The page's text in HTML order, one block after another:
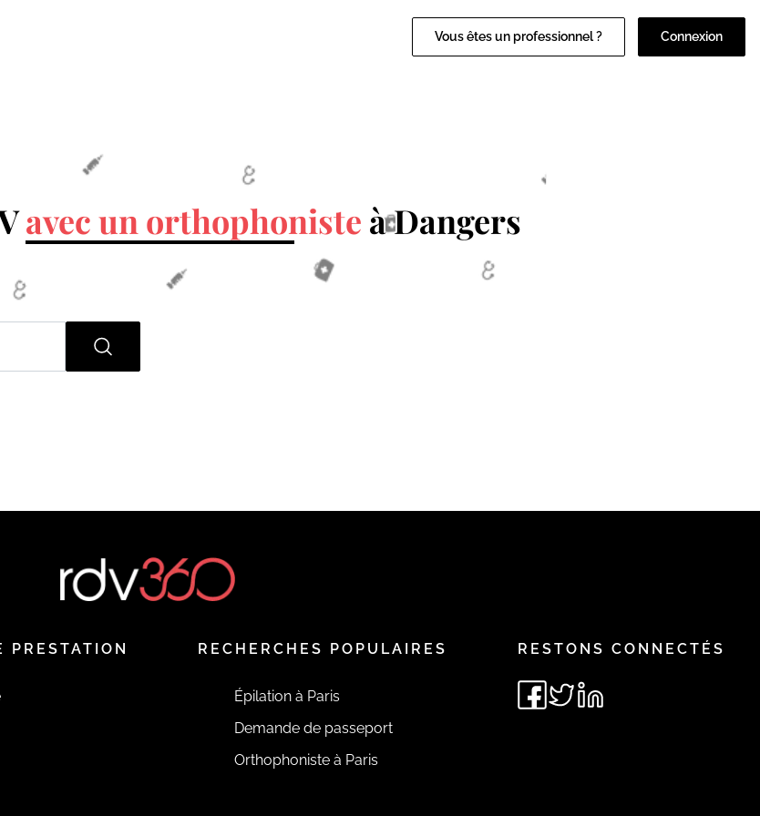
Vous êtes un professionnel ? Connexion
avec un orthophoniste à Dangers
PRESTATION RECHERCHES POPULAIRES
Épilation à Paris
Demande de passeport
Orthophoniste à Paris
RESTONS CONNECTÉS